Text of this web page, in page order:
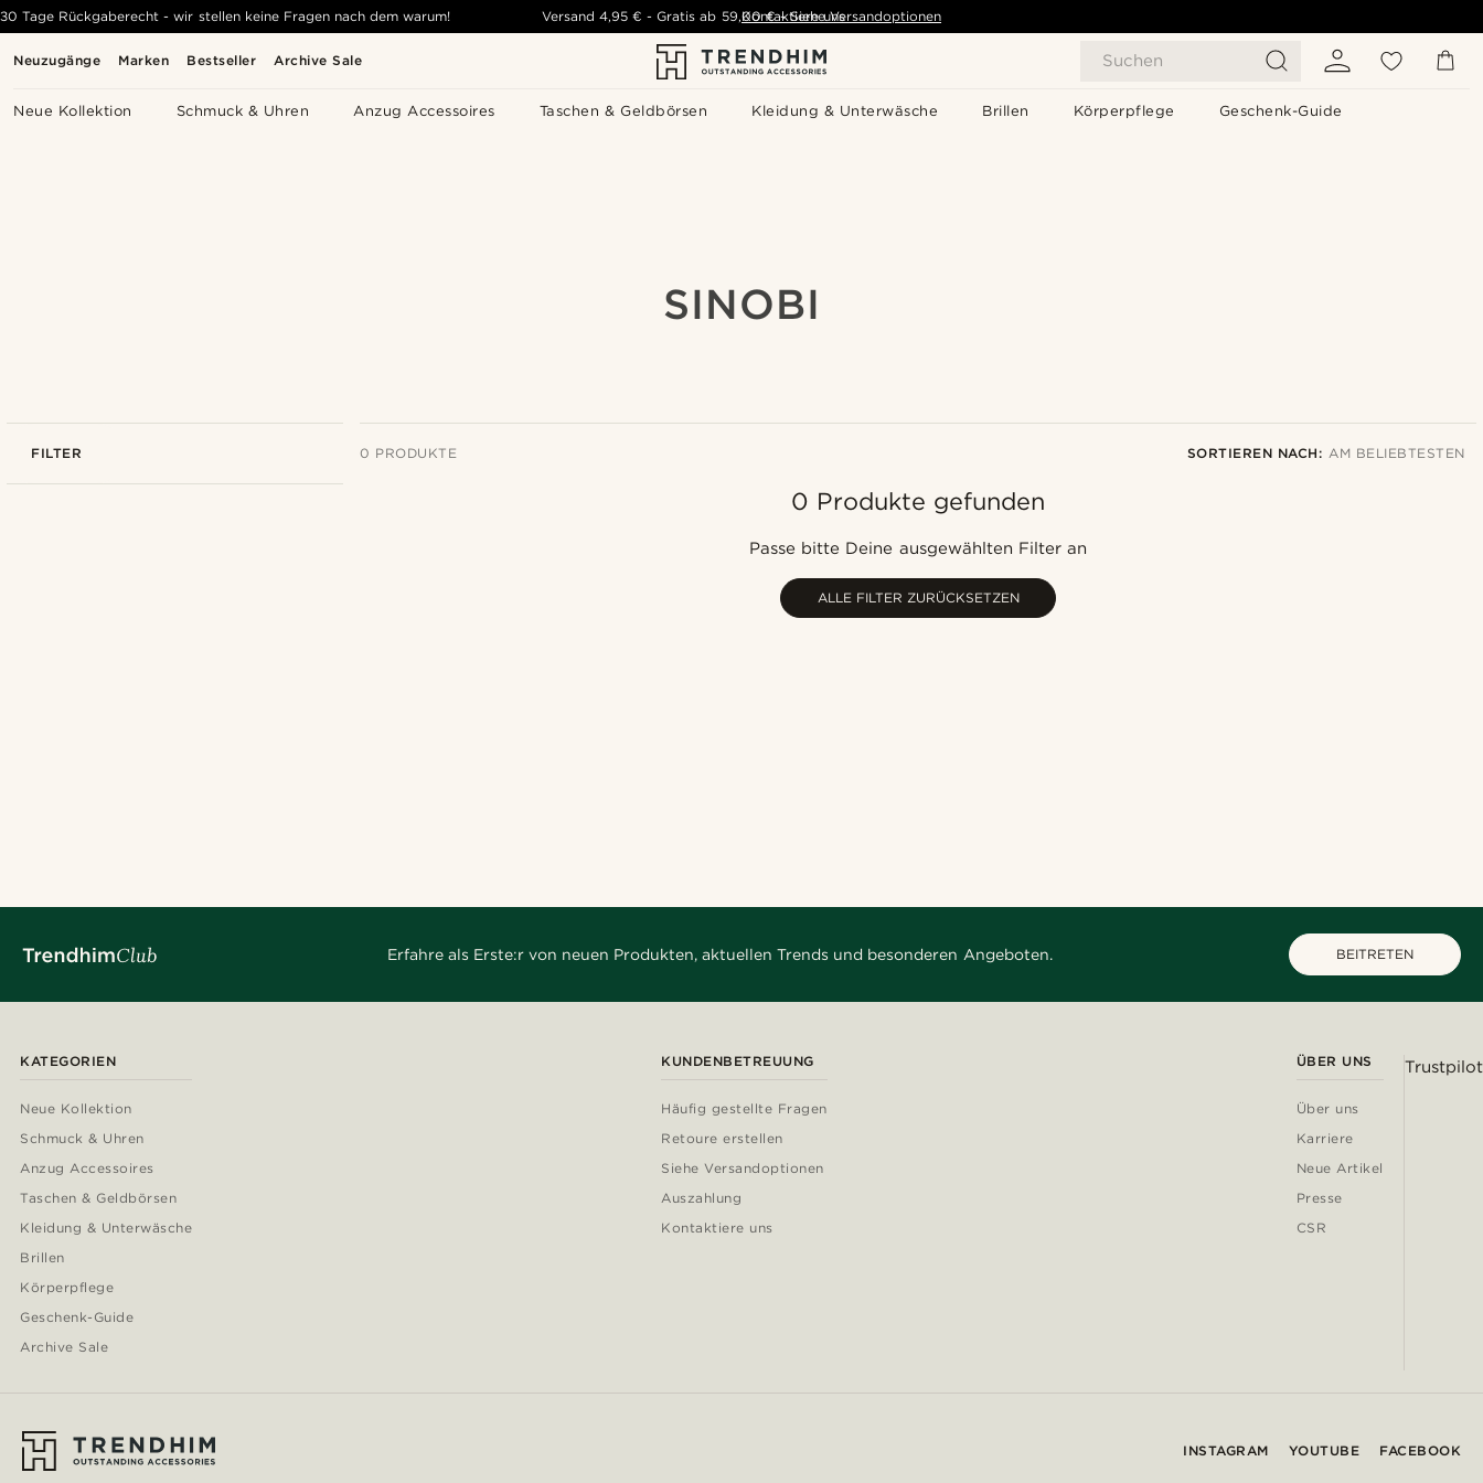
Neuzugänge Marken Bestseller Archive Sale Suchen
Neue Kollektion Schmuck & Uhren Anzug Accessoires Taschen & Geldbörsen Kleidung & Unterwäsche Brillen Körperpflege Geschenk-Guide
30 Tage Rückgaberecht - wir stellen keine Fragen nach dem warum! Versand 4,95 € -Gratis ab 59,00 € - Siehe Versandoptionen
Kontaktiere uns
SINOBI
FILTER 0 PRODUKTE SORTIEREN NACH: AM BELIEBTESTEN
0 Produkte gefunden
Passe bitte Deine ausgewählten Filter an
ALLE FILTER ZURÜCKSETZEN
Erfahre als Erste:r von neuen Produkten, aktuellen Trends und besonderen Angeboten. BEITRETEN
KATEGORIEN
Neue Kollektion
Schmuck & Uhren
Anzug Accessoires
Taschen & Geldbörsen
Kleidung & Unterwäsche
Brillen
Körperpflege
Geschenk-Guide
Archive Sale
KUNDENBETREUUNG
Häufig gestellte Fragen
Retoure erstellen
Siehe Versandoptionen
Auszahlung
Kontaktiere uns
ÜBER UNS
Über uns
Karriere
Neue Artikel
Presse
CSR
Trustpilot
INSTAGRAM YOUTUBE FACEBOOK